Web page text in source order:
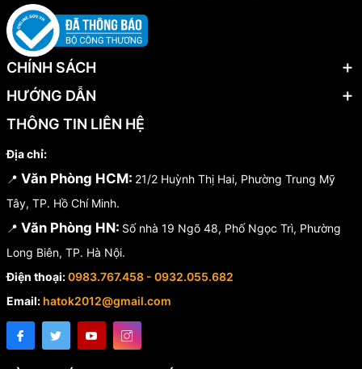
CHÍNH SÁCH
HƯỚNG DẪN
THÔNG TIN LIÊN HỆ
Địa chỉ:
📍 Văn Phòng HCM: 21/2 Huỳnh Thị Hai, Phường Trung Mỹ
Tây, TP. Hồ Chí Minh.
📍 Văn Phòng HN: Số nhà 19 Ngõ 48, Phố Ngọc Trì, Phường
Long Biên, TP. Hà Nội.
Điện thoại:0983.767.458 - 0932.055.682
Email: hatok2012@gmail.com